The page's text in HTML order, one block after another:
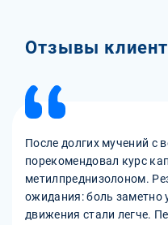
Отзывы
После долгих мучений с
порекомендовал курс
метилпреднизолоном.
ожидания: боль заметно
движения стали легче.